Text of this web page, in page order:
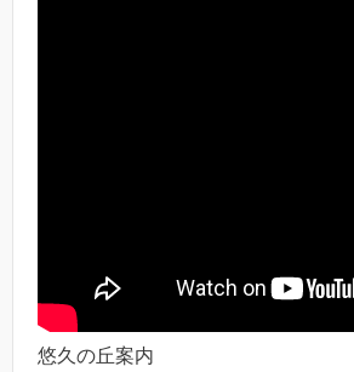
悠久の丘案内